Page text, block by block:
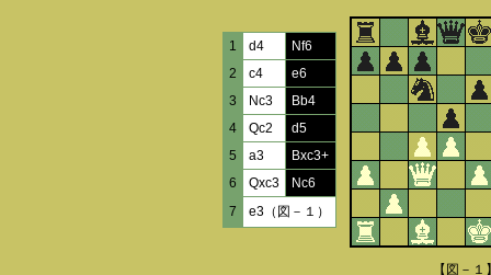
1 d4
Nf6
2
c4
e6
3
Nc3
Bb4
4
Qc2
d5
5
a3
Bxc3+
6
Qxc3
Nc6
7
e3（図－１）
【図－１